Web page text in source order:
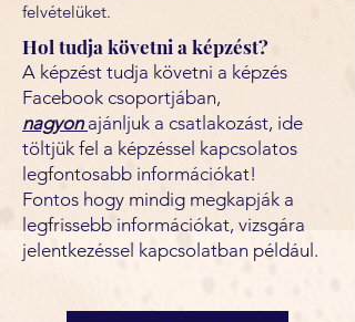
felvételüket.
Hol tudja követni a képzést?
A képzést tudja követni a képzés
Facebook csoportjában,
nagyonajánljuk a csatlakozást, ide
töltjük fel a képzéssel kapcsolatos
legfontosabb információkat!
Fontos hogy mindig megkapják a
legfrissebb információkat, vizsgára
jelentkezéssel kapcsolatban például.